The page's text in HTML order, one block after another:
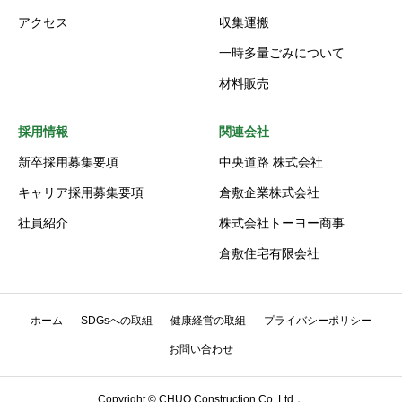
アクセス 収集運搬
一時多量ごみについて
材料販売
採用情報
新卒採用募集要項
キャリア採用募集要項
社員紹介
関連会社
中央道路 株式会社
倉敷企業株式会社
株式会社トーヨー商事
倉敷住宅有限会社
ホーム SDGsへの取組 健康経営の取組 プライバシーポリシー
お問い合わせ
Copyright © CHUO Construction Co.,Ltd．